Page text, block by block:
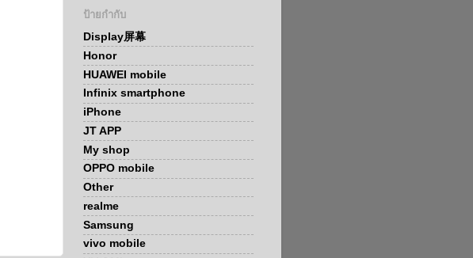
ป้ายกำกับ
Display屏幕
Honor
HUAWEI mobile
Infinix smartphone
iPhone
JT APP
My shop
OPPO mobile
Other
realme
Samsung
vivo mobile